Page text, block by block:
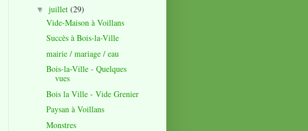
▼ juillet (29)
Vide-Maison à Voillans
Succès à Bois-la-Ville
mairie / mariage / eau
Bois-la-Ville - Quelques
vues
Bois la Ville - Vide Grenier
Paysan à Voillans
Monstres